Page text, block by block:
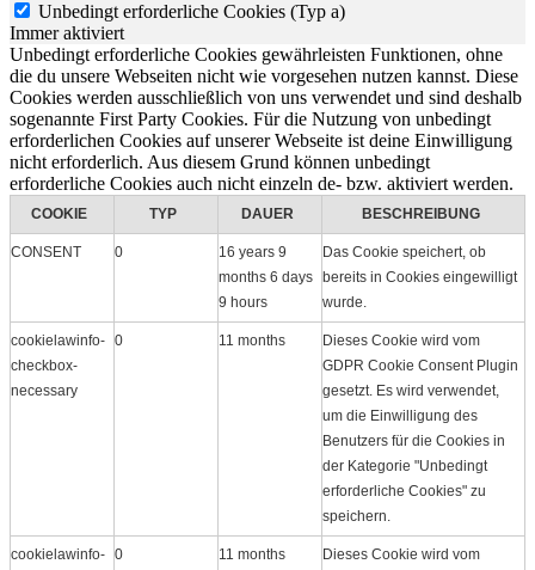
Unbedingt erforderliche Cookies (Typ a)
Immer aktiviert
Unbedingt erforderliche Cookies gewährleisten Funktionen, ohne
die du unsere Webseiten nicht wie vorgesehen nutzen kannst. Diese
Cookies werden ausschließlich von uns verwendet und sind deshalb
sogenannte First Party Cookies. Für die Nutzung von unbedingt
erforderlichen Cookies auf unserer Webseite ist deine Einwilligung
nicht erforderlich. Aus diesem Grund können unbedingt
erforderliche Cookies auch nicht einzeln de- bzw. aktiviert werden.
COOKIE TYP DAUER BESCHREIBUNG
CONSENT 0
16 years 9
months 6 days
9 hours
Das Cookie speichert, ob
bereits in Cookies eingewilligt
wurde.
cookielawinfo-
checkbox-
necessary
0 11 months
Dieses Cookie wird vom
GDPR Cookie Consent Plugin
gesetzt. Es wird verwendet,
um die Einwilligung des
Benutzers für die Cookies in
der Kategorie "Unbedingt
erforderliche Cookies" zu
speichern.
cookielawinfo- 0 11 months
Dieses Cookie wird vom